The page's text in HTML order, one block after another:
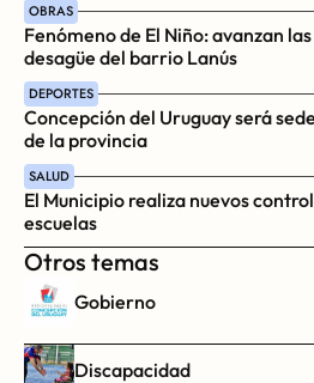
OBRAS
Fenómeno de El Niño: avanzan
desagüe del barrio Lanús
DEPORTES
Concepción del Uruguay será
de la provincia
SALUD
El Municipio realiza nuevos
escuelas
Otros temas
Gobierno
Discapacidad